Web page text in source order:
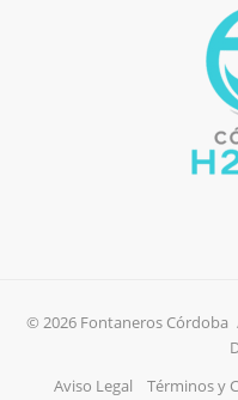
© 2026 Fontaneros Córdoba
Aviso Legal
Términos y